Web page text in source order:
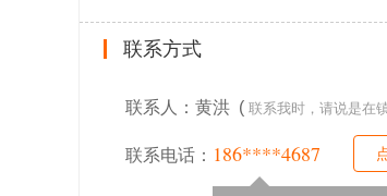
联系方式
联系人：黄洪 ( 联系我时，请说是在
联系电话： 186****4687